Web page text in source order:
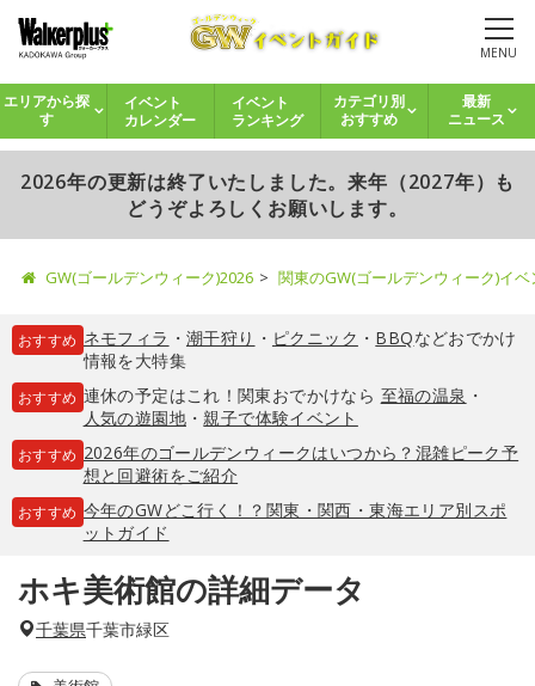
MENU
エリアから探
す
イベント
カレンダー
イベント
ランキング
カテゴリ別
おすすめ
最新
ニュース
2026年の更新は終了いたしました。来年（2027年）も
どうぞよろしくお願いします。
GW(ゴールデンウィーク)2026 関東のGW(ゴールデンウィーク)イ
おすすめ ネモフィラ ・ 潮干狩り ・ ピクニック ・ BBQなどおでかけ
情報を大特集
おすすめ 連休の予定はこれ！関東おでかけなら 至福の温泉 ・
人気の遊園地・親子で体験イベント
おすすめ 2026年のゴールデンウィークはいつから？混雑ピーク予
想と回避術をご紹介
おすすめ 今年のGWどこ行く！？関東・関西・東海エリア別スポ
ットガイド
ホキ美術館の詳細データ
千葉県千葉市緑区